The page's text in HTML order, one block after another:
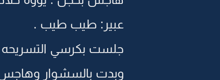
عبير: طيب طيب .
جلست بكرسي
وبدت بالسشوار